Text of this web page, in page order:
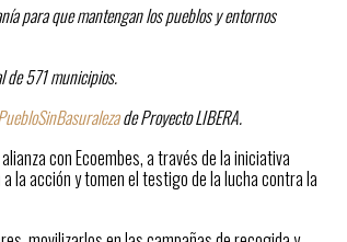
para que mantengan los pueblos y entornos
de 571 municipios.
de Proyecto LIBERA.
con Ecoembes, a través de la iniciativa
la acción y tomen el testigo de la lucha contra la